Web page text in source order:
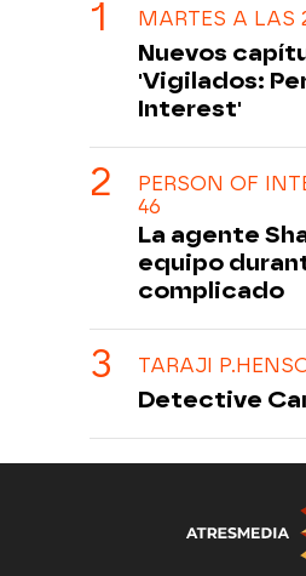
MARTES A LAS
Nuevos
'Vigilados:
Interest'
PERSON OF
46
La agente
equipo
complicado
TARAJI
Detective